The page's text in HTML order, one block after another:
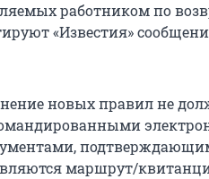
работником по
«Известия»
новых правил не
маршрут/